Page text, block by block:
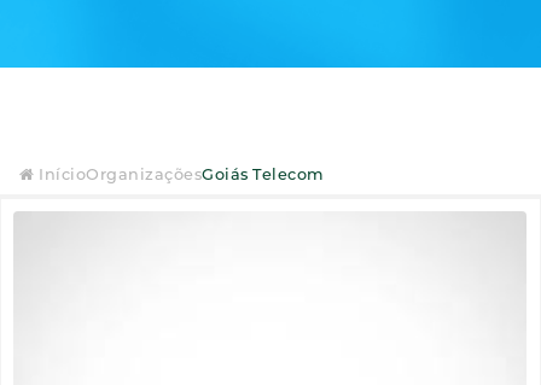
InícioOrganizaçõesGoiás Telecom